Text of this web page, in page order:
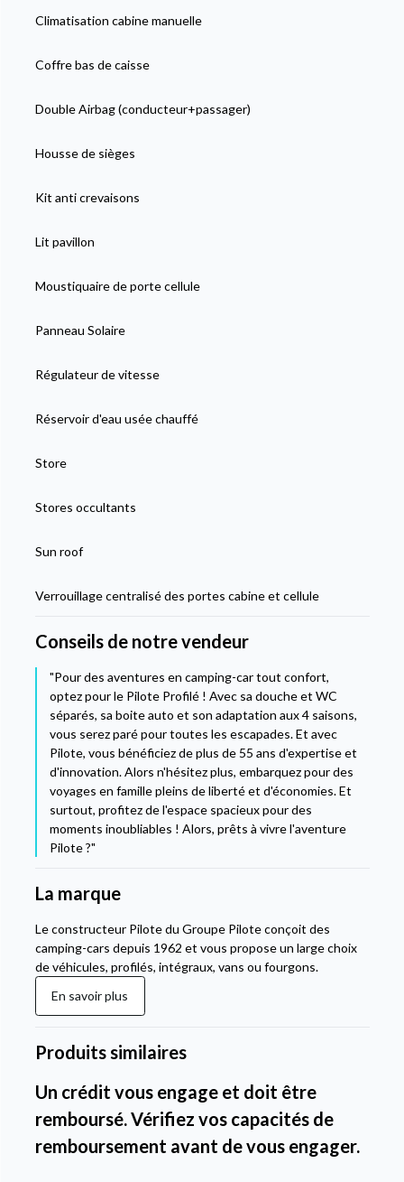
Climatisation cabine manuelle
Coffre bas de caisse
Double Airbag (conducteur+passager)
Housse de sièges
Kit anti crevaisons
Lit pavillon
Moustiquaire de porte cellule
Panneau Solaire
Régulateur de vitesse
Réservoir d'eau usée chauffé
Store
Stores occultants
Sun roof
Verrouillage centralisé des portes cabine et cellule
Conseils de notre vendeur
"Pour des aventures en camping-car tout confort,
optez pour le Pilote Profilé ! Avec sa douche et WC
séparés, sa boite auto et son adaptation aux 4 saisons,
vous serez paré pour toutes les escapades. Et avec
Pilote, vous bénéficiez de plus de 55 ans d'expertise et
d'innovation. Alors n'hésitez plus, embarquez pour des
voyages en famille pleins de liberté et d'économies. Et
surtout, profitez de l'espace spacieux pour des
moments inoubliables ! Alors, prêts à vivre l'aventure
Pilote ?"
La marque
Le constructeur Pilote du Groupe Pilote conçoit des
camping-cars depuis 1962 et vous propose un large choix
de véhicules, profilés, intégraux, vans ou fourgons.
En savoir plus
Produits similaires
Un crédit vous engage et doit être
remboursé. Vérifiez vos capacités de
remboursement avant de vous engager.